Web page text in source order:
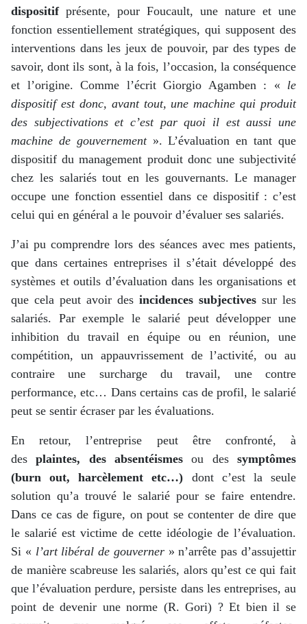
dispositifprésente, pour Foucault, une nature et une
fonction essentiellement stratégiques, qui supposent des
interventions dans les jeux de pouvoir, par des types de
savoir, dont ils sont, à la fois, l’occasion, la conséquence
et l’origine. Comme l’écrit Giorgio Agamben : « le
dispositif est donc, avant tout, une machine qui produit
des subjectivations et c’est par quoi il est aussi une
machine de gouvernement ». L’évaluation en tant que
dispositif du management produit donc une subjectivité
chez les salariés tout en les gouvernants. Le manager
occupe une fonction essentiel dans ce dispositif : c’est
celui qui en général a le pouvoir d’évaluer ses salariés.
J’ai pu comprendre lors des séances avec mes patients,
que dans certaines entreprises il s’était développé des
systèmes et outils d’évaluation dans les organisations et
que cela peut avoir des incidences subjectives sur les
salariés. Par exemple le salarié peut développer une
inhibition du travail en équipe ou en réunion, une
compétition, un appauvrissement de l’activité, ou au
contraire une surcharge du travail, une contre
performance, etc… Dans certains cas de profil, le salarié
peut se sentir écraser par les évaluations.
En retour, l’entreprise peut être confronté, à
desplaintes, des absentéismesou dessymptômes
(burn out, harcèlement etc…) dont c’est la seule
solution qu’a trouvé le salarié pour se faire entendre.
Dans ce cas de figure, on pout se contenter de dire que
le salarié est victime de cette idéologie de l’évaluation.
Si « l’art libéral de gouverner» n’arrête pas d’assujettir
de manière scabreuse les salariés, alors qu’est ce qui fait
que l’évaluation perdure, persiste dans les entreprises, au
point de devenir une norme (R. Gori) ? Et bien il se